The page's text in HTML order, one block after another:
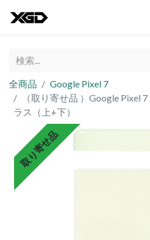
全商品
Google Pixel 7
（取り寄せ品 ）Google Pixel
ラス（上+下）
取り寄せ品